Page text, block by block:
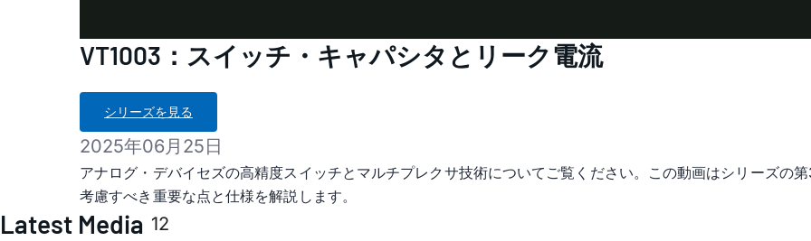
VT1003：スイッチ・キャパシタとリーク電流
シリーズを見る
2025年06月25日
アナログ・デバイセズの高精度スイッチとマルチプレクサ技術についてご覧ください。この動画はシリーズの
考慮すべき重要な点と仕様を解説します。
Latest Media 12